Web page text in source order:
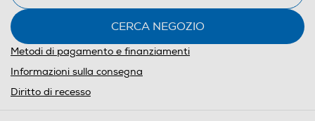
CERCA NEGOZIO
Metodi di pagamento e finanziamenti
Informazioni sulla consegna
Diritto di recesso